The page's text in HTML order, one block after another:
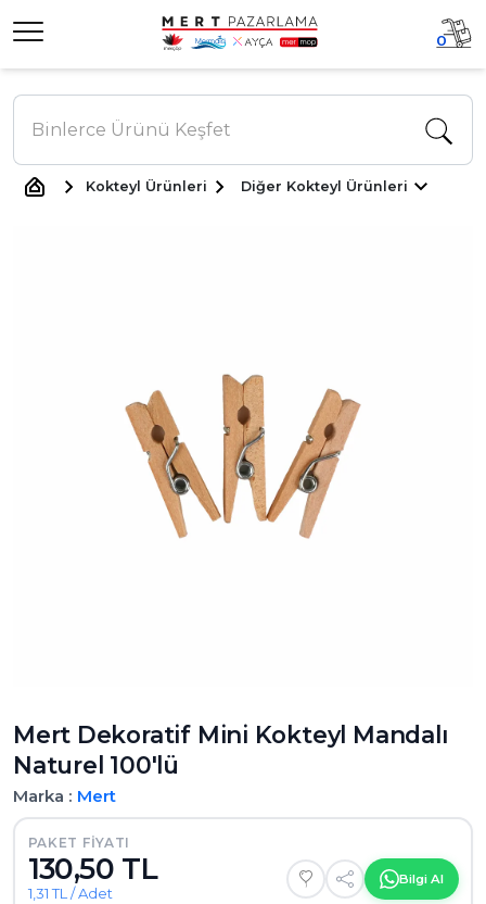
0
Kokteyl Ürünleri Diğer Kokteyl Ürünleri
Mert Dekoratif Mini Kokteyl Mandalı
Naturel 100'lü
Marka : Mert
PAKET FIYATI
130,50 TL
1,31 TL / Adet
Bilgi Al